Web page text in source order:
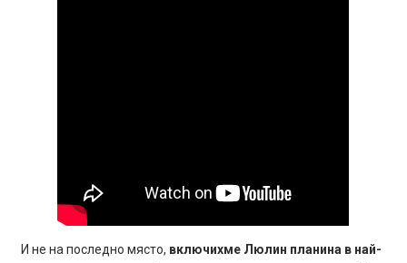
И не на последно място, включихме Люлин планина в най-